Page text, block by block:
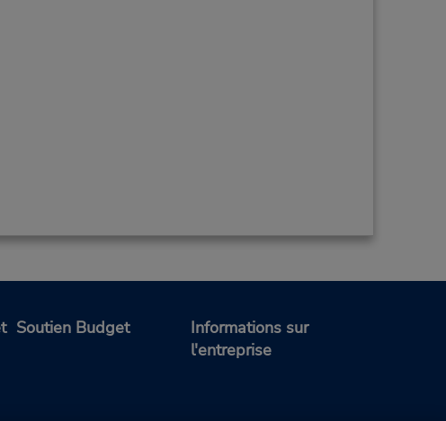
Soutien Budget
Informations sur
l'entreprise